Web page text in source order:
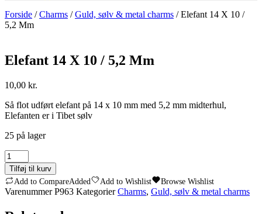
Forside /Charms /Guld, sølv & metal charms / Elefant 14 X 10 /
5,2 Mm
Elefant 14 X 10 / 5,2 Mm
10,00 kr.
Så flot udført elefant på 14 x 10 mm med 5,2 mm midterhul,
Elefanten er i Tibet sølv
25 på lager
Elefant
14
X
10
Tilføj til kurv
Add to CompareAdded Add to Wishlist Browse Wishlist
VarenummerP963 Kategorier Charms, Guld, sølv & metal charms